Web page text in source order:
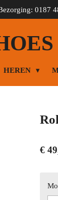
0187
HEREN
€